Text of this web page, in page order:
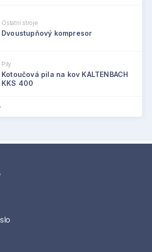
Ostatní stroje
Dvoustupňový kompresor
Pily
Kotoučová pila na kov KALTENBACH
KKS 400